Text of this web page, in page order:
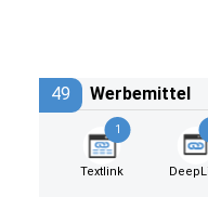
49 Werbemittel
1
Textlink